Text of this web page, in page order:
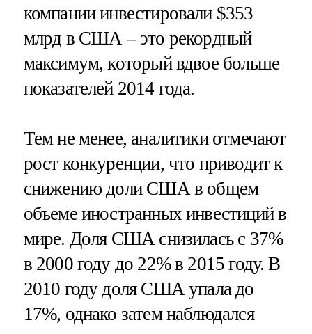
компании инвестировали $353
млрд в США – это рекордный
максимум, который вдвое больше
показателей 2014 года.
Тем не менее, аналитики отмечают
рост конкуренции, что приводит к
снижению доли США в общем
объеме иностранных инвестиций в
мире. Доля США снизилась с 37%
в 2000 году до 22% в 2015 году. В
2010 году доля США упала до
17%, однако затем наблюдался